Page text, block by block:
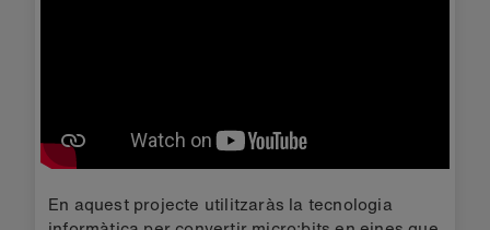
En aquest projecte utilitzaràs la tecnologia